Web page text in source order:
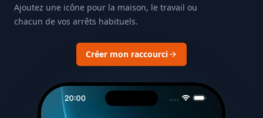
Ajoutez une icône pour la maison, le travail ou
chacun de vos arrêts habituels.
Créer mon raccourci